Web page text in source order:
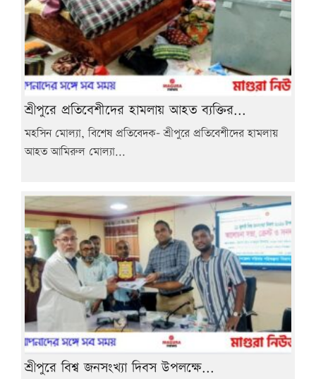
শ্রীপুরে প্রতিবেশীদের হামলায় আহত ব্যক্তির...
মহসিন মোল্যা, বিশেষ প্রতিবেদক- শ্রীপুরে প্রতিবেশীদের হামলায়
আহত আমিরুল মোল্যা...
শ্রীপুরে বিশ্ব জনসংখ্যা দিবস উপলক্ষে...